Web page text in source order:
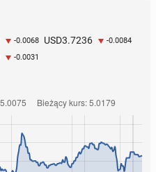
-0.0068 USD3.7236 -0.0084
-0.0031